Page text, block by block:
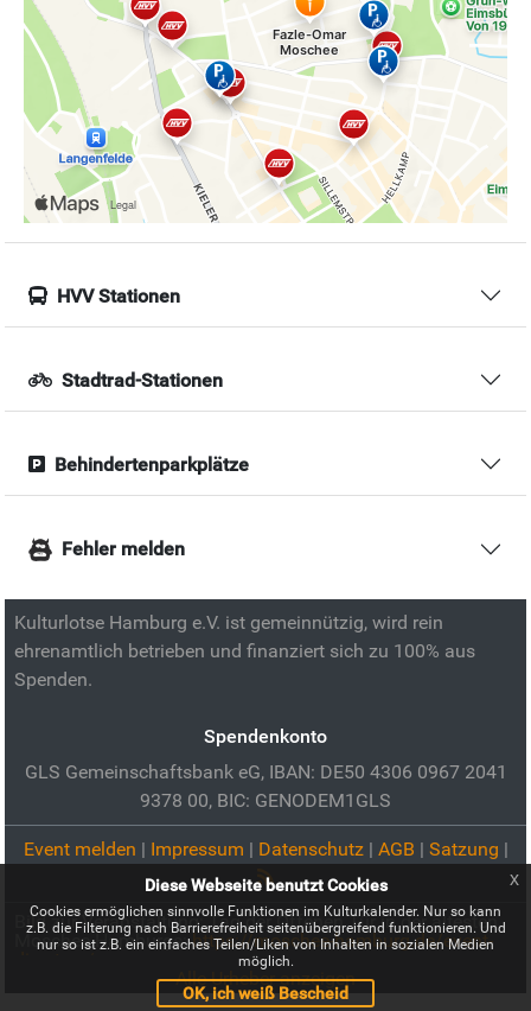
HVV Stationen
Stadtrad-Stationen
Behindertenparkplätze
Fehler melden
Kulturlotse Hamburg e.V. ist gemeinnützig, wird rein
ehrenamtlich betrieben und finanziert sich zu 100% aus
Spenden.
Spendenkonto
GLS Gemeinschaftsbank eG, IBAN: DE50 4306 0967 2041
9378 00, BIC: GENODEM1GLS
Event melden | Impressum | Datenschutz| AGB | Satzung |
Bild zur Veranstaltung:Tag der Offenen Tür in der ältesten
Moschee Hamburgs:https://moschee-hamburg.de/event-
Alle Urheber anzeigen
Diese Webseite benutzt Cookies
Cookies ermöglichen sinnvolle Funktionen im Kulturkalender. Nur so kann
z.B. die Filterung nach Barrierefreiheit seitenübergreifend funktionieren. Und
nur so ist z.B. ein einfaches Teilen/Liken von Inhalten in sozialen Medien
möglich.
OK, ich weiß Bescheid
x